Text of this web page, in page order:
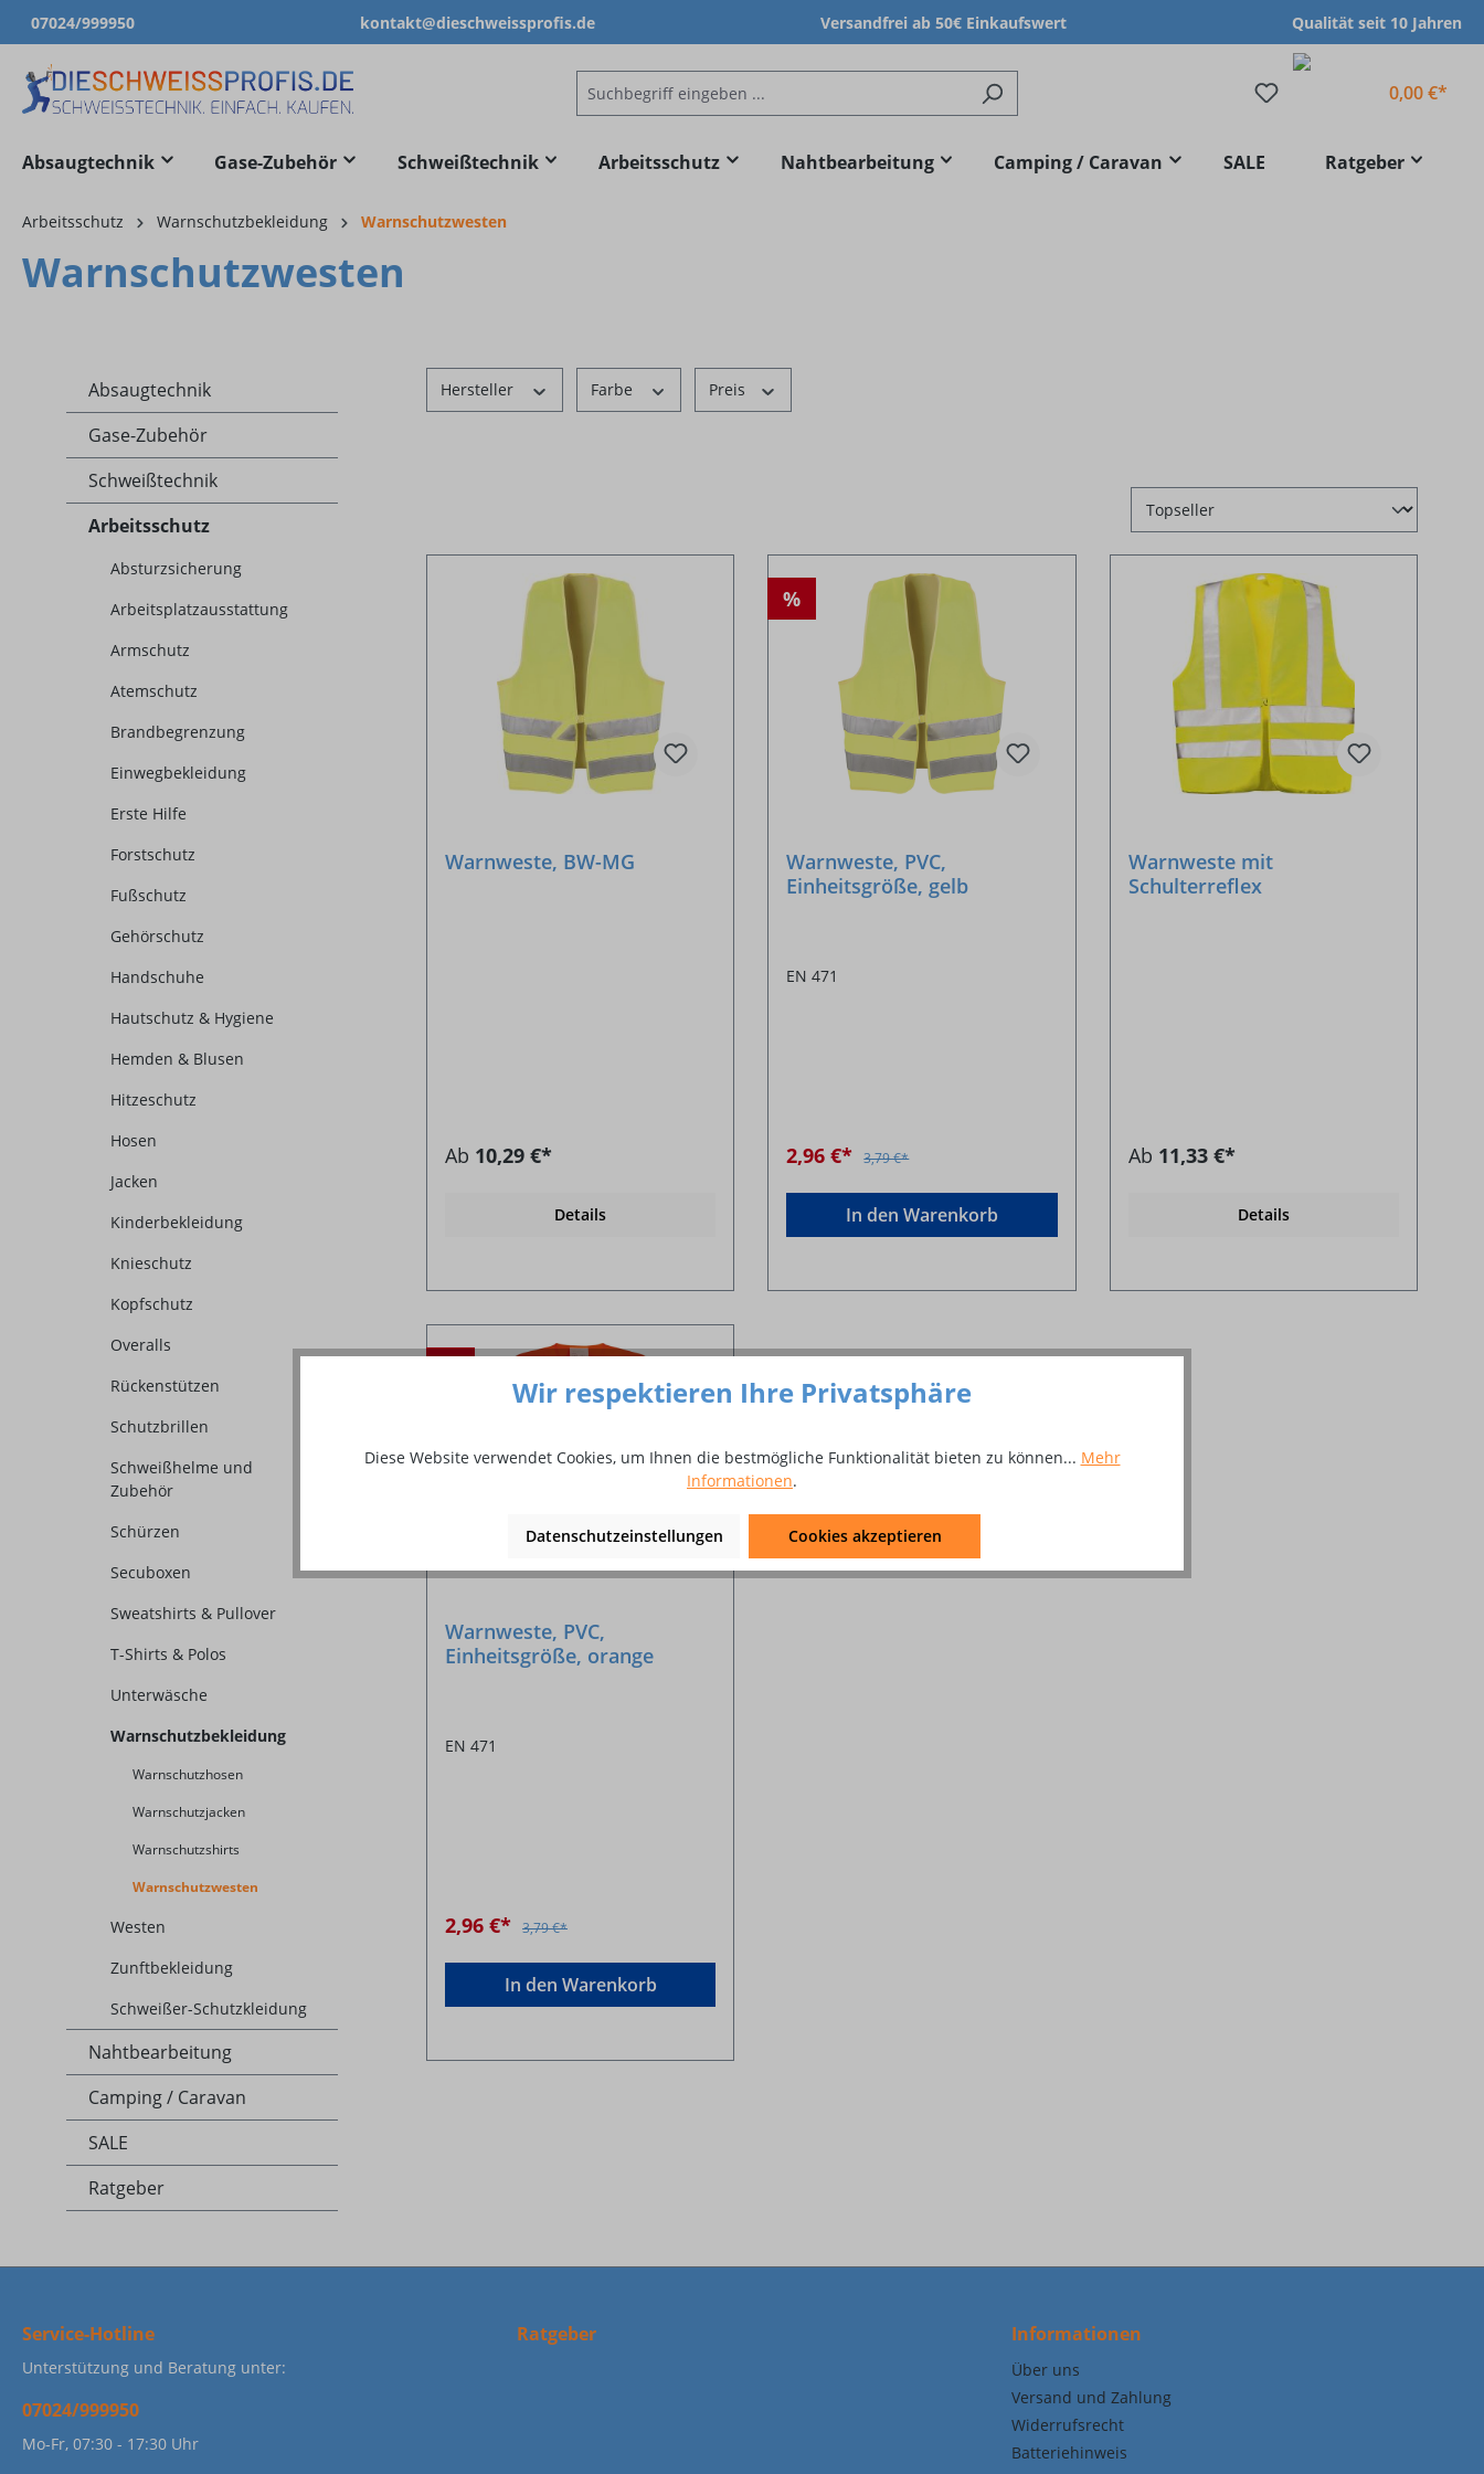
Zur Hauptnavigation springen
07024/999950 kontakt@dieschweissprofis.de Versandfrei ab 50€ Einkaufswert Qualität seit 10 Jahren
0,00 €*
Absaugtechnik Gase-Zubehör Schweißtechnik Arbeitsschutz Nahtbearbeitung Camping / Caravan SALE Ratgeber
Arbeitsschutz Warnschutzbekleidung Warnschutzwesten
Warnschutzwesten
Absaugtechnik
Gase-Zubehör
Schweißtechnik
Arbeitsschutz
Absturzsicherung
Arbeitsplatzausstattung
Armschutz
Atemschutz
Brandbegrenzung
Einwegbekleidung
Erste Hilfe
Forstschutz
Fußschutz
Gehörschutz
Handschuhe
Hautschutz & Hygiene
Hemden & Blusen
Hitzeschutz
Hosen
Jacken
Kinderbekleidung
Knieschutz
Kopfschutz
Overalls
Rückenstützen
Schutzbrillen
Schweißhelme und
Zubehör
Schürzen
Secuboxen
Sweatshirts & Pullover
T-Shirts & Polos
Unterwäsche
Warnschutzbekleidung
Warnschutzhosen
Warnschutzjacken
Warnschutzshirts
Warnschutzwesten
Westen
Zunftbekleidung
Schweißer-Schutzkleidung
Nahtbearbeitung
Camping / Caravan
SALE
Ratgeber
Hersteller Farbe Preis
Warnweste, BW-MG
Ab 10,29 €*
Details
%
Warnweste, PVC,
Einheitsgröße, gelb
EN 471
2,96 €* 3,79 €*
In den Warenkorb
Warnweste mit
Schulterreflex
Ab 11,33 €*
Details
Warnweste, PVC,
Einheitsgröße, orange
EN 471
2,96 €* 3,79 €*
In den Warenkorb
Service-Hotline
Unterstützung und Beratung unter:
07024/999950
Mo-Fr, 07:30 - 17:30 Uhr
Ratgeber Informationen
Über uns
Versand und Zahlung
Widerrufsrecht
Batteriehinweis
Wir respektieren Ihre Privatsphäre
Diese Website verwendet Cookies, um Ihnen die bestmögliche Funktionalität bieten zu können... Mehr
Informationen.
Datenschutzeinstellungen Cookies akzeptieren